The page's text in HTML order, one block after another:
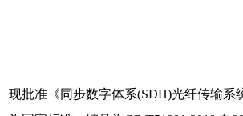
现批准《同步数字体系(SDH)光纤传输系